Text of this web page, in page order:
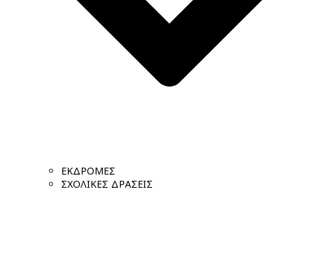
ΕΚΔΡΟΜΕΣ
ΣΧΟΛΙΚΕΣ ΔΡΑΣΕΙΣ